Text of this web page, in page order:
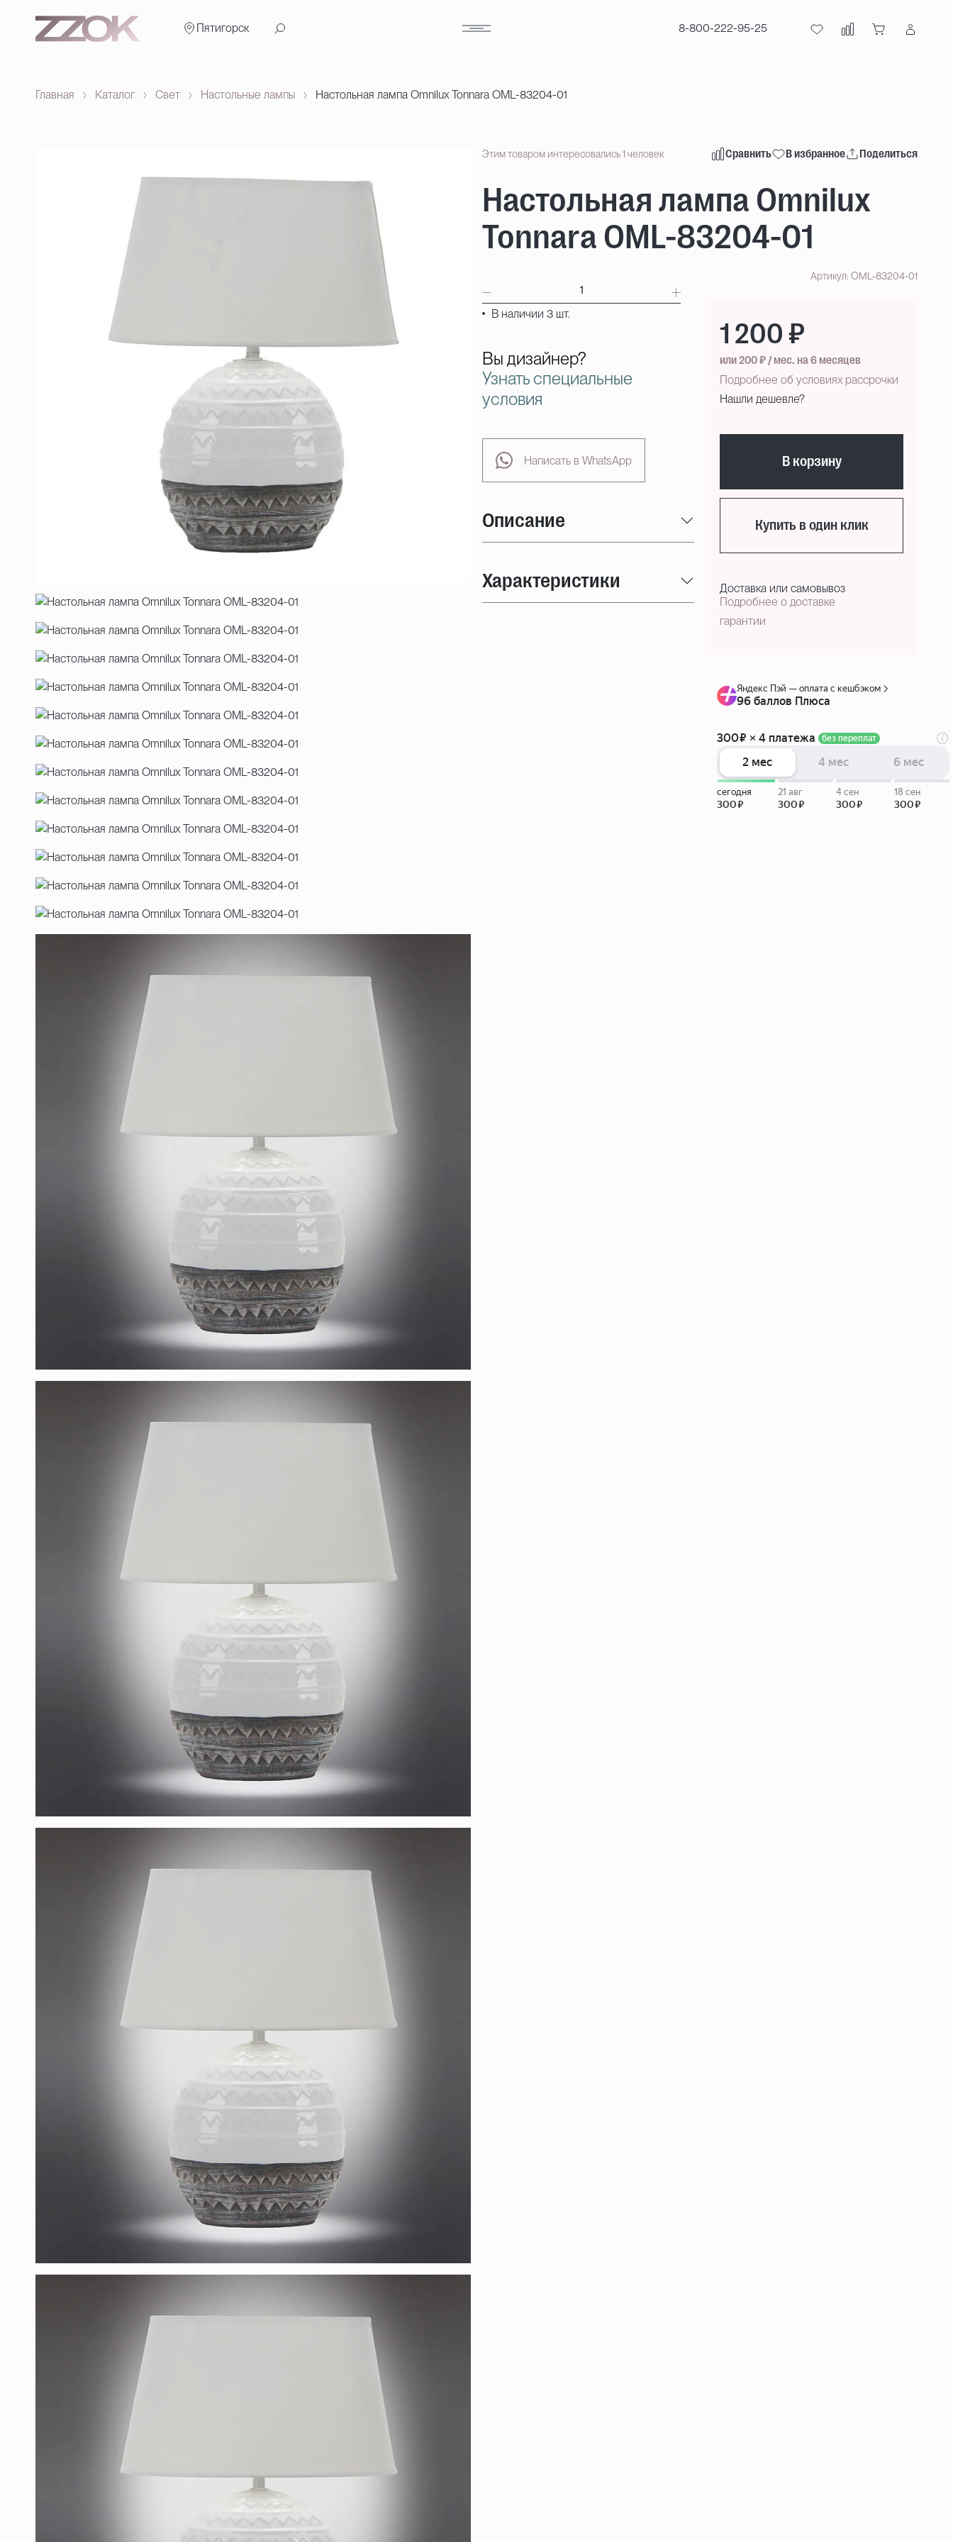
Пятигорск 8-800-222-95-25
Главная Каталог Свет Настольные лампы Настольная лампа Omnilux Tonnara OML-83204-01
Этим товаром интересовались 1 человек Сравнить В избранное Поделиться
Настольная лампа Omnilux
Tonnara OML-83204-01
В наличии 3 шт.
Вы дизайнер?
Узнать специальные
условия
Написать в WhatsApp
Описание
Характеристики
Артикул: OML-83204-01
1 200 ₽
или 200 ₽ / мес. на 6 месяцев
Подробнее об условиях рассрочки
Нашли дешевле?
В корзину
Купить в один клик
Доставка или самовывоз
Подробнее о доставке
гарантии